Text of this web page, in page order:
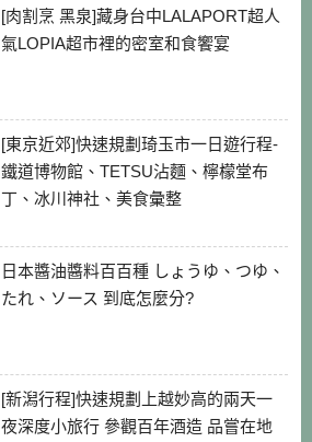
[肉割烹 黑泉]藏身台中LALAPORT超人
氣LOPIA超市裡的密室和食饗宴
[東京近郊]快速規劃琦玉市一日遊行程-
鐵道博物館、TETSU沾麵、檸檬堂布
丁、冰川神社、美食彙整
日本醬油醬料百百種 しょうゆ、つゆ、
たれ、ソース 到底怎麼分?
[新潟行程]快速規劃上越妙高的兩天一
夜深度小旅行 參觀百年酒造 品嘗在地